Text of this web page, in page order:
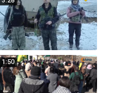
1:50